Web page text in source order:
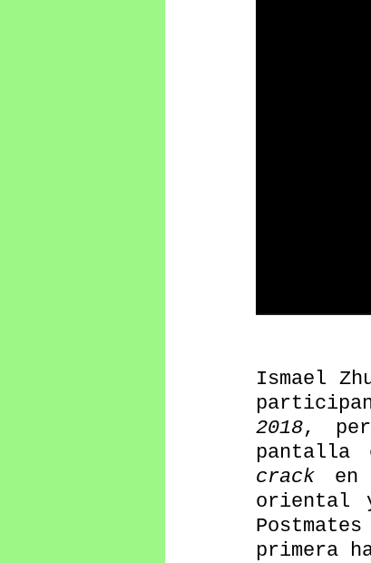
Ismael
2018,
crack en
oriental
primera